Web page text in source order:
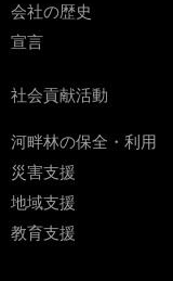
会社の歴史
宣言
社会貢献活動
河畔林の保全・利用
災害支援
地域支援
教育支援